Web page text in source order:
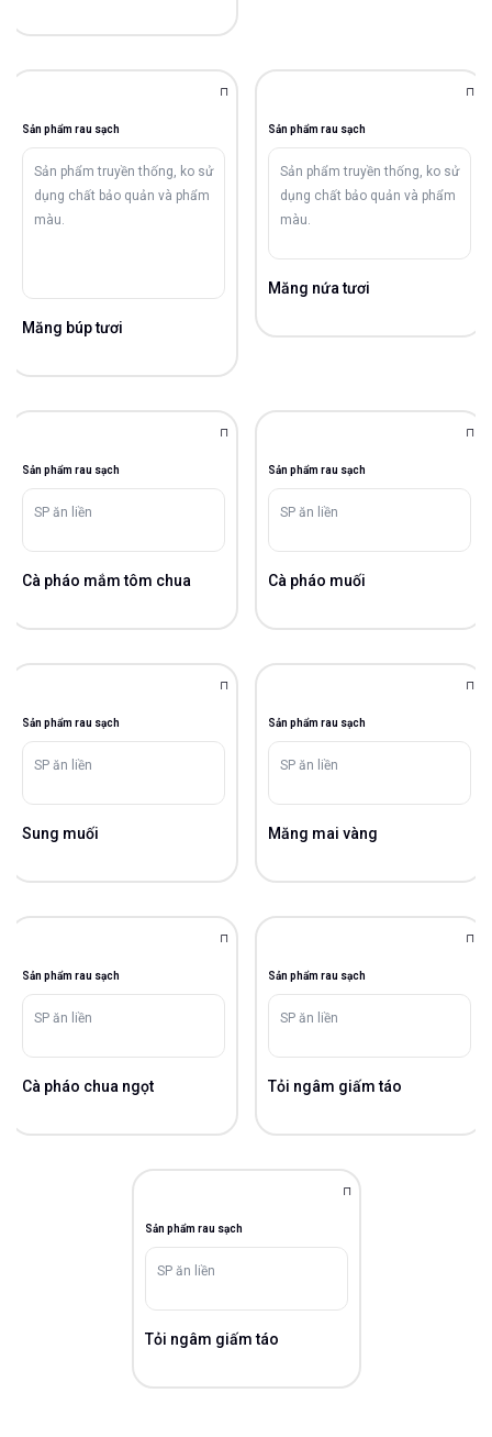
Sản phẩm rau sạch
Sản phẩm truyền thống, ko sử
dụng chất bảo quản và phẩm
màu.
Măng búp tươi
Sản phẩm rau sạch
Sản phẩm truyền thống, ko sử
dụng chất bảo quản và phẩm
màu.
Măng nứa tươi
Sản phẩm rau sạch
SP ăn liền
Cà pháo mắm tôm chua
Sản phẩm rau sạch
SP ăn liền
Cà pháo muối
Sản phẩm rau sạch
SP ăn liền
Sung muối
Sản phẩm rau sạch
SP ăn liền
Măng mai vàng
Sản phẩm rau sạch
SP ăn liền
Cà pháo chua ngọt
Sản phẩm rau sạch
SP ăn liền
Tỏi ngâm giấm táo
Sản phẩm rau sạch
SP ăn liền
Tỏi ngâm giấm táo